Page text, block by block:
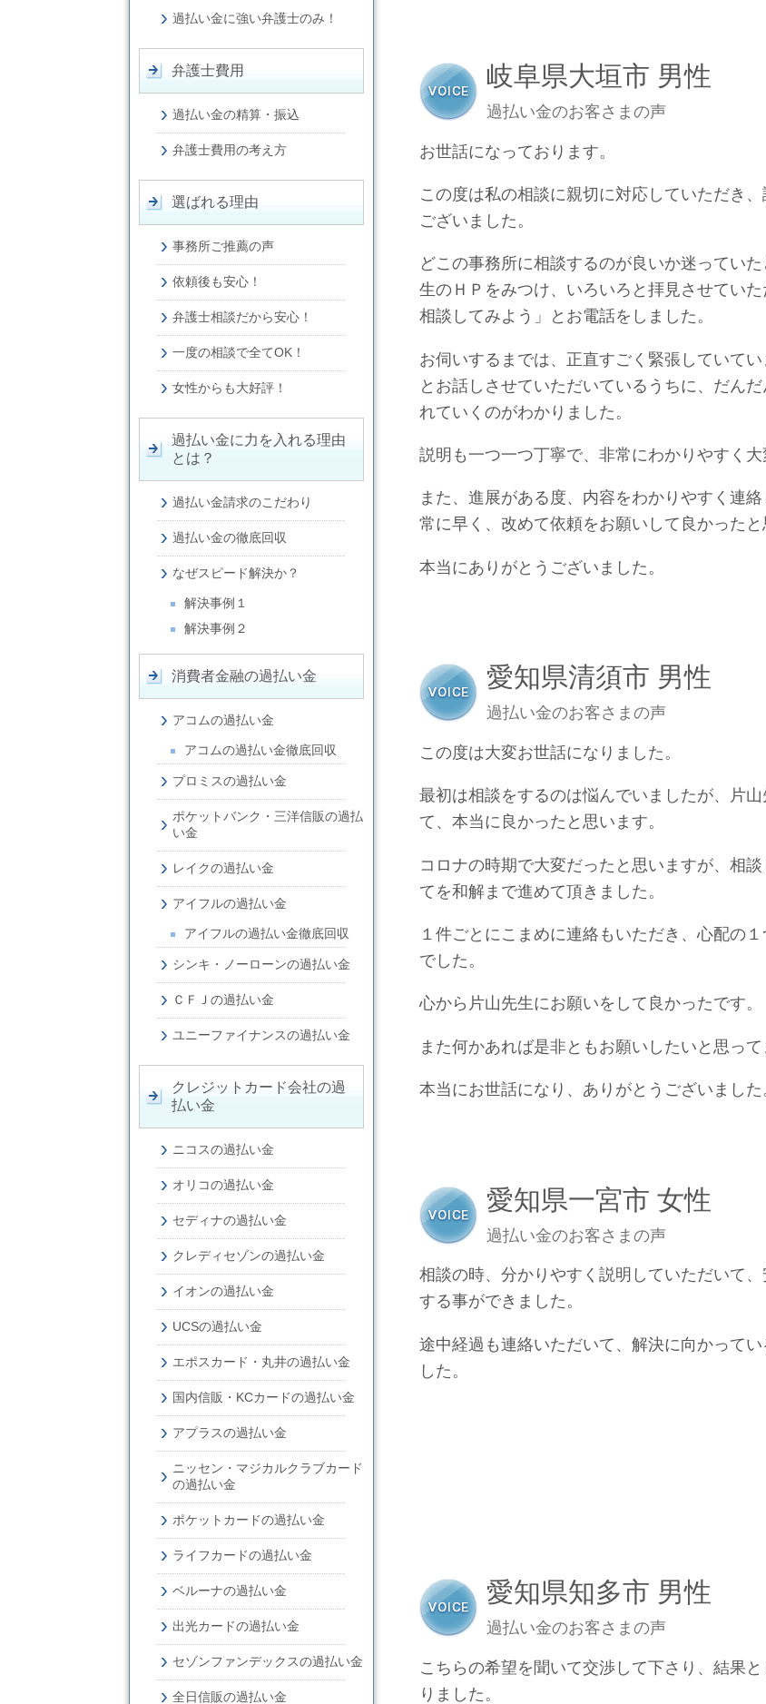
岐阜県大垣市 男性
過払い金のお客さまの声
お世話になっております。
この度は私の相談に親切に対応していただき、
ございました。
どこの事務所に相談するのが良いか迷ってい
生のＨＰをみつけ、いろいろと拝見させてい
相談してみよう」とお電話をしました。
お伺いするまでは、正直すごく緊張していて
とお話しさせていただいているうちに、だん
れていくのがわかりました。
説明も一つ一つ丁寧で、非常にわかりやすく大
また、進展がある度、内容をわかりやすく連
常に早く、改めて依頼をお願いして良かったと
本当にありがとうございました。
愛知県清須市 男性
過払い金のお客さまの声
この度は大変お世話になりました。
最初は相談をするのは悩んでいましたが、片山
て、本当に良かったと思います。
コロナの時期で大変だったと思いますが、相
てを和解まで進めて頂きました。
１件ごとにこまめに連絡もいただき、心配の
でした。
心から片山先生にお願いをして良かったです。
また何かあれば是非ともお願いしたいと思って
本当にお世話になり、ありがとうございました
愛知県一宮市 女性
過払い金のお客さまの声
相談の時、分かりやすく説明していただいて
する事ができました。
途中経過も連絡いただいて、解決に向かってい
した。
愛知県知多市 男性
過払い金のお客さまの声
こちらの希望を聞いて交渉して下さり、結果
りました。
過払い金に強い弁護士のみ！
弁護士費用
過払い金の精算・振込
弁護士費用の考え方
選ばれる理由
事務所ご推薦の声
依頼後も安心！
弁護士相談だから安心！
一度の相談で全てOK！
女性からも大好評！
過払い金に力を入れる理由
とは？
過払い金請求のこだわり
過払い金の徹底回収
なぜスピード解決か？
解決事例１
解決事例２
消費者金融の過払い金
アコムの過払い金
アコムの過払い金徹底回収
プロミスの過払い金
ポケットバンク・三洋信販の過払
い金
レイクの過払い金
アイフルの過払い金
アイフルの過払い金徹底回収
シンキ・ノーローンの過払い金
ＣＦＪの過払い金
ユニーファイナンスの過払い金
クレジットカード会社の過
払い金
ニコスの過払い金
オリコの過払い金
セディナの過払い金
クレディセゾンの過払い金
イオンの過払い金
UCSの過払い金
エポスカード・丸井の過払い金
国内信販・KCカードの過払い金
アプラスの過払い金
ニッセン・マジカルクラブカード
の過払い金
ポケットカードの過払い金
ライフカードの過払い金
ベルーナの過払い金
出光カードの過払い金
セゾンファンデックスの過払い金
全日信販の過払い金